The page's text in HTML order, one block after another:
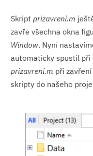
Skriptprizavreni.m
zavře všechna okna
Window. Nyní
automaticky spustil
prizavreni.m při
skripty do našeho